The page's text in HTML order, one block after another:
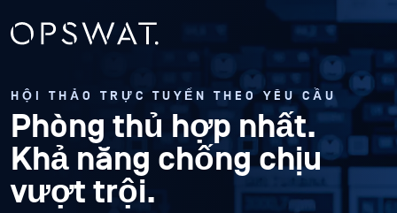
HỘI THẢO TRỰC TUYẾN THEO YÊU CẦU
Phòng thủ hợp nhất.
Khả năng chống chịu
vượt trội.